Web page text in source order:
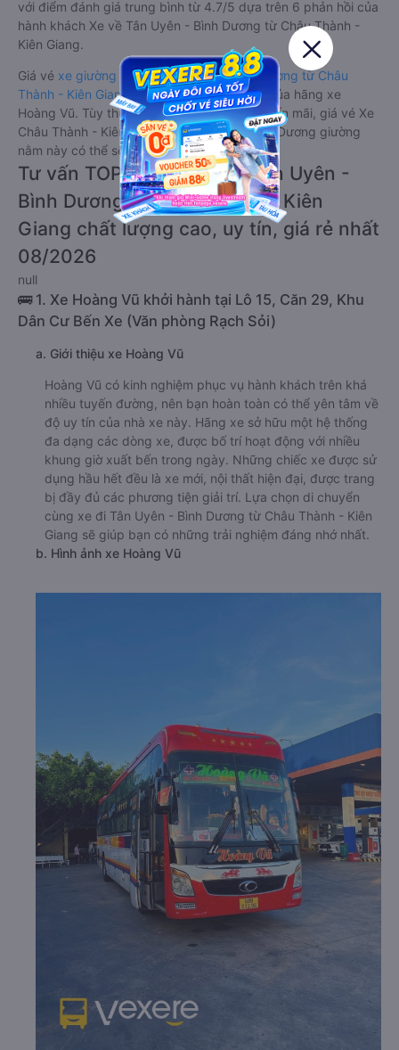
với điểm đánh giá trung bình từ 4.7/5 dựa trên 6 phản hồi của
hành khách Xe về Tân Uyên - Bình Dương từ Châu Thành -
Kiên Giang.
Giá vé xe giường nằm đi Tân Uyên - Bình Dương từ Châu
Thành - Kiên Giang
rẻ nhất là 300000VND của hãng xe
Hoàng Vũ. Tùy thuộc vào chương trình khuyến mãi, giá vé Xe
Châu Thành - Kiên Giang đi Tân Uyên - Bình Dương giường
nằm này có thể sẽ rẻ hơn.
Tư vấn TOP 1 xe khách đi Tân Uyên -
Bình Dương từ Châu Thành - Kiên
Giang chất lượng cao, uy tín, giá rẻ nhất
08/2026
null
🚌 1. Xe Hoàng Vũ khởi hành tại Lô 15, Căn 29, Khu
Dân Cư Bến Xe (Văn phòng Rạch Sỏi)
a. Giới thiệu xe Hoàng Vũ
Hoàng Vũ có kinh nghiệm phục vụ hành khách trên khá
nhiều tuyến đường, nên bạn hoàn toàn có thể yên tâm về
độ uy tín của nhà xe này. Hãng xe sở hữu một hệ thống
đa dạng các dòng xe, được bố trí hoạt động với nhiều
khung giờ xuất bến trong ngày. Những chiếc xe được sử
dụng hầu hết đều là xe mới, nội thất hiện đại, được trang
bị đầy đủ các phương tiện giải trí. Lựa chọn di chuyển
cùng xe đi Tân Uyên - Bình Dương từ Châu Thành - Kiên
Giang sẽ giúp bạn có những trải nghiệm đáng nhớ nhất.
b. Hình ảnh xe Hoàng Vũ